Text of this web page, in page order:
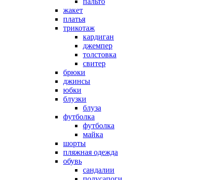
жакет
платья
трикотаж
кардиган
джемпер
толстовка
свитер
брюки
джинсы
юбки
блузки
блуза
футболка
футболка
майка
шорты
пляжная одежда
oбувь
сандалии